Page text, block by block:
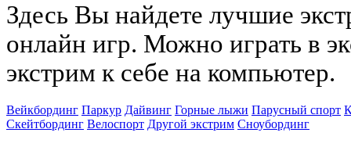
Здесь Вы найдете лучшие
онлайн игр. Можно играть в
экстрим к себе на компьютер.
Вейкбординг Паркур Дайвинг Горные лыжи Парусный спорт
Скейтбординг Велоспорт Другой экстрим Сноубординг